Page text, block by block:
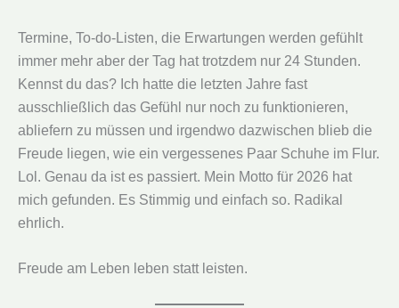
Termine, To-do-Listen, die Erwartungen werden gefühlt
immer mehr aber der Tag hat trotzdem nur 24 Stunden.
Kennst du das? Ich hatte die letzten Jahre fast
ausschließlich das Gefühl nur noch zu funktionieren,
abliefern zu müssen und irgendwo dazwischen blieb die
Freude liegen, wie ein vergessenes Paar Schuhe im Flur.
Lol. Genau da ist es passiert. Mein Motto für 2026 hat
mich gefunden. Es Stimmig und einfach so. Radikal
ehrlich.
Freude am Leben leben statt leisten.